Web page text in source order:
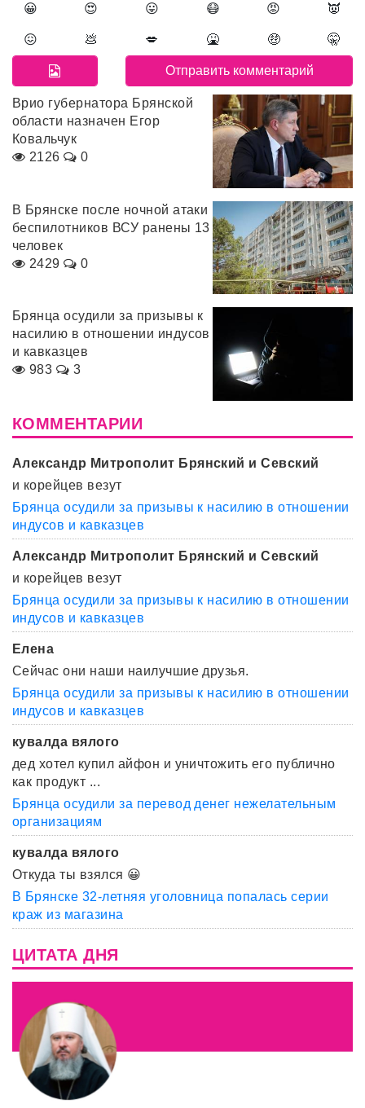
😀 😍 😛 😷 😡 👿
😖 💩 💋 🤮 🤑 🤫
Врио губернатора Брянской
области назначен Егор
Ковальчук
2126
0
В Брянске после ночной атаки
беспилотников ВСУ ранены 13
человек
2429
0
Брянца осудили за призывы к
насилию в отношении индусов
и кавказцев
983
3
КОММЕНТАРИИ
Александр Митрополит Брянский и Севский
и корейцев везут
Брянца осудили за призывы к насилию в отношении
индусов и кавказцев
Александр Митрополит Брянский и Севский
и корейцев везут
Брянца осудили за призывы к насилию в отношении
индусов и кавказцев
Елена
Сейчас они наши наилучшие друзья.
Брянца осудили за призывы к насилию в отношении
индусов и кавказцев
кувалда вялого
дед хотел купил айфон и уничтожить его публично
как продукт ...
Брянца осудили за перевод денег нежелательным
организациям
кувалда вялого
Откуда ты взялся 😀
В Брянске 32-летняя уголовница попалась серии
краж из магазина
ЦИТАТА ДНЯ